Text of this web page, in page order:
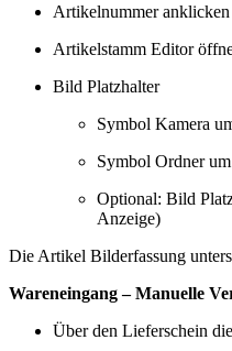
Artikelnummer anklicken
Artikelstamm Editor
Bild Platzhalter
Symbol Kamera
Symbol Ordner
Optional: Bild
Anzeige)
Die Artikel Bilderfassung
Wareneingang – Manuelle
Über den Lieferschein